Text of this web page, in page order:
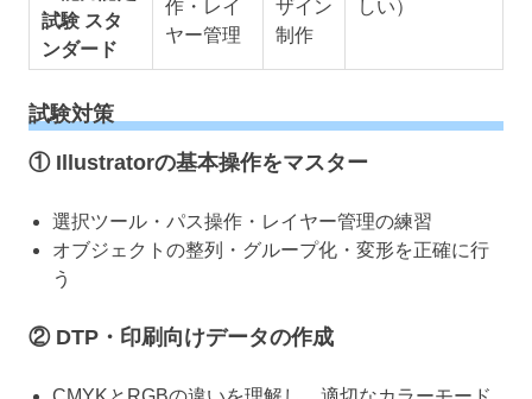
試験 スタ
ンダード
作・レイ
ヤー管理
ザイン
制作
しい）
試験対策
① Illustratorの基本操作をマスター
選択ツール・パス操作・レイヤー管理の練習
オブジェクトの整列・グループ化・変形を正確に行
う
② DTP・印刷向けデータの作成